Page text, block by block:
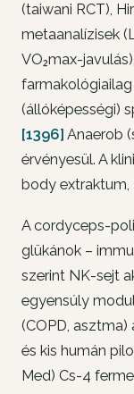
(taiwani RCT),
metaanalízisek
VO₂max-
(állóképességi)
[1396] Anaerob
érvényesül. A
body extraktum,
A cordyceps-
glükánok –
szerint NK-sejt
egyensúly
(COPD, asztma)
és kis humán
Med) Cs-4